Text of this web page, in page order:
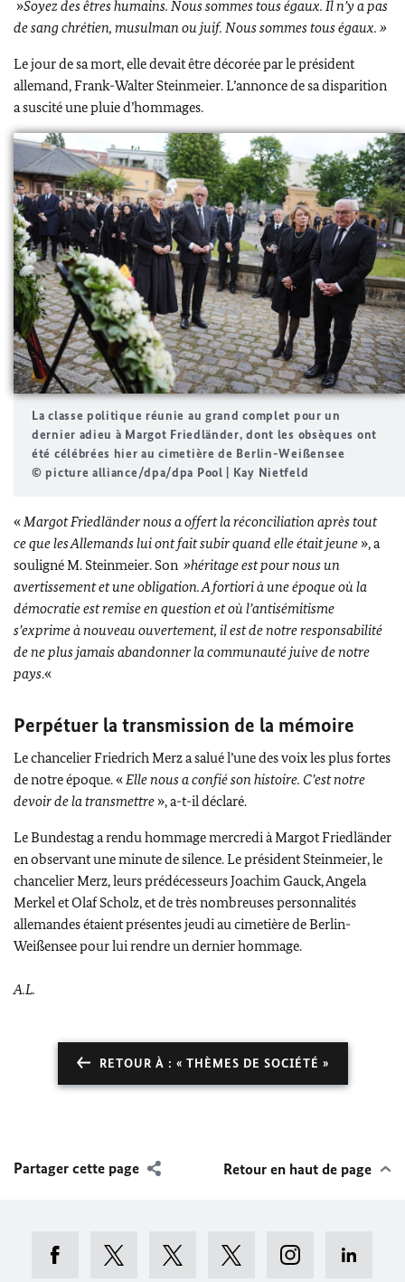
»Soyez des êtres humains. Nous sommes tous égaux. Il n’y a pas
de sang chrétien, musulman ou juif. Nous sommes tous égaux. »
Le jour de sa mort, elle devait être décorée par le président
allemand,Frank-Walter Steinmeier. L’annonce de sa disparition
a suscité une pluie d’hommages.
La classe politique réunie au grand complet pour un
dernier adieu à Margot Friedländer, dont les obsèques ont
été célébrées hier au cimetière de Berlin-Weißensee
© picture alliance/dpa/dpa Pool | Kay Nietfeld
«Margot Friedländernous a offert la réconciliation après tout
ce que les Allemands lui ont fait subir quand elle était jeune», a
souligné M. Steinmeier. Son »héritage est pour nous un
avertissement et une obligation. A fortiori à une époque où la
démocratie est remise en question et où l’antisémitisme
s’exprime à nouveau ouvertement, il est de notre responsabilité
de ne plus jamais abandonner la communauté juive de notre
pays.«
Perpétuer la transmission de la mémoire
Le chancelierFriedrich Merza salué l’une des voix les plus fortes
de notre époque. «Elle nous a confié son histoire. C’est notre
devoir de la transmettre», a-t-il déclaré.
LeBundestaga rendu hommage mercredi àMargot Friedländer
en observant une minute de silence. Le présidentSteinmeier, le
chancelierMerz, leurs prédécesseursJoachim Gauck,Angela
MerkeletOlaf Scholz, et de très nombreuses personnalités
allemandes étaient présentes jeudi au cimetière de Berlin-
Weißenseepour lui rendre un dernier hommage.
A.L.
RETOUR À : « THÈMES DE SOCIÉTÉ »
Partager cette page Retour en haut de page